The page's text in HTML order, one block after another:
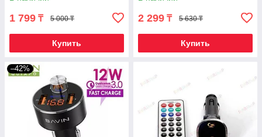
1 799 ₸ 5 000 ₸
Купить
2 299 ₸ 5 630 ₸
Купить
–42%